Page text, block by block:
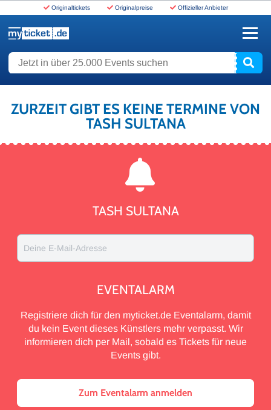
Originaltickets Originalpreise Offizieller Anbieter
Jetzt in über 25.000 Events suchen
ZURZEIT GIBT ES KEINE TERMINE VON
TASH SULTANA
TASH SULTANA
Deine E-Mail-Adresse
EVENTALARM
Registriere dich für den myticket.de Eventalarm, damit
du kein Event dieses Künstlers mehr verpasst. Wir
informieren dich per Mail, sobald es Tickets für neue
Events gibt.
Zum Eventalarm anmelden